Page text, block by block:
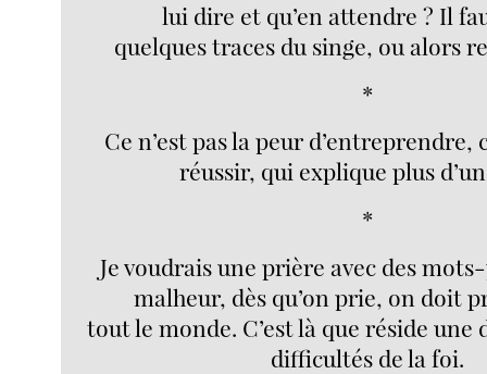
lui dire et qu’en attendre ? Il
quelques traces du singe, ou alors
*
Ce n’est pas la peur d’entreprendre,
réussir, qui explique plus
*
Je voudrais une prière avec des
malheur, dès qu’on prie, on doit
tout le monde. C’est là que réside une
difficultés de la foi.